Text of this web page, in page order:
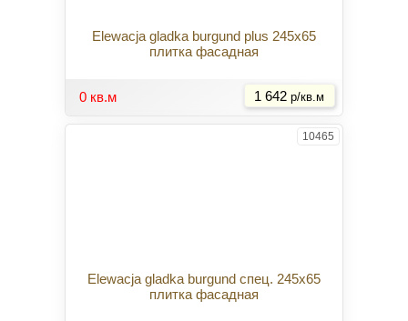
Elewacja gladka burgund plus 245x65
плитка фасадная
0 кв.м 1 642 р/кв.м
10465
Elewacja gladka burgund спец. 245x65
плитка фасадная